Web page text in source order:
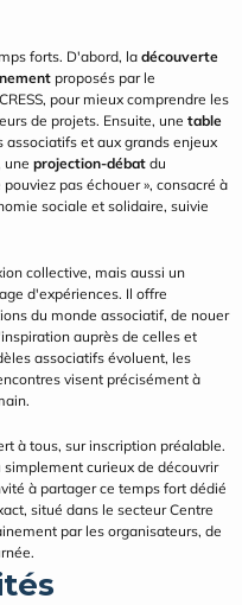
forts. D'abord, la découverte
proposés par le
pour mieux comprendre les
de projets. Ensuite, une table
et aux grands enjeux
une projection-débat du
pas échouer », consacré à
sociale et solidaire, suivie
collective, mais aussi un
d'expériences. Il offre
du monde associatif, de nouer
auprès de celles et
associatifs évoluent, les
visent précisément à
à tous, sur inscription préalable.
curieux de découvrir
à partager ce temps fort dédié
situé dans le secteur Centre
par les organisateurs, de